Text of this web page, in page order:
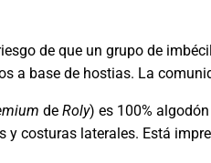
de que un grupo de
a base de hostias. La
de Roly) es 100%
y costuras laterales. Está